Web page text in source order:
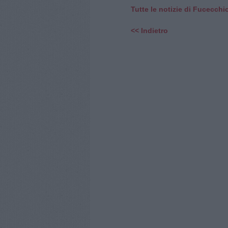
Tutte le notizie di
<< Indietro